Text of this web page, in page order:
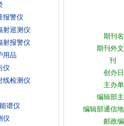
报警仪
射巡测仪
射报警仪
用品
仪
线检测仪
谱仪
仪
期刊名
期刊外文
刊
创办日
主办单
编辑部主
编辑部通信地
邮政编